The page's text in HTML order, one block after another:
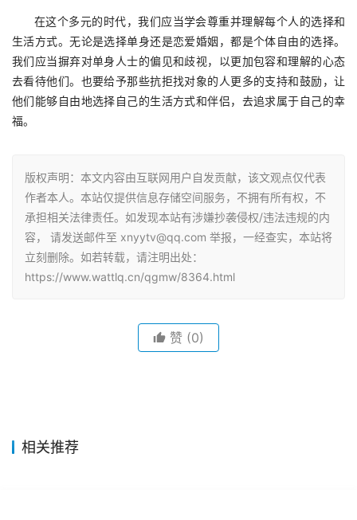
在这个多元的时代，我们应当学会尊重并理解每个人的选择和
生活方式。无论是选择单身还是恋爱婚姻，都是个体自由的选择。
我们应当摒弃对单身人士的偏见和歧视，以更加包容和理解的心态
去看待他们。也要给予那些抗拒找对象的人更多的支持和鼓励，让
他们能够自由地选择自己的生活方式和伴侣，去追求属于自己的幸
福。
版权声明：本文内容由互联网用户自发贡献，该文观点仅代表
作者本人。本站仅提供信息存储空间服务，不拥有所有权，不
承担相关法律责任。如发现本站有涉嫌抄袭侵权/违法违规的内
容， 请发送邮件至 xnyytv@qq.com 举报，一经查实，本站将
立刻删除。如若转载，请注明出处：
https://www.wattlq.cn/qgmw/8364.html
赞 (0)
相关推荐